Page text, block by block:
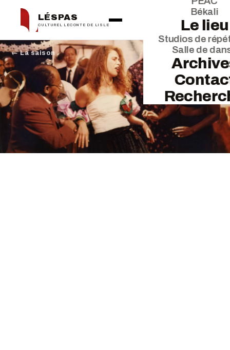
LÉSPAS
CULTUREL LECONTE DE LISLE
Békali
Le lieu
Studios de
Salle de
← La saison